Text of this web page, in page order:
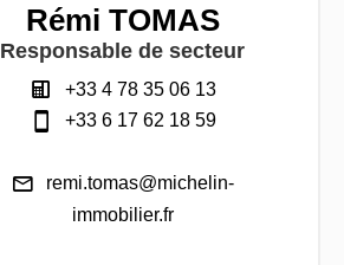
Rémi TOMAS
Responsable de secteur
+33 4 78 35 06 13
+33 6 17 62 18 59
remi.tomas@michelin-
immobilier.fr